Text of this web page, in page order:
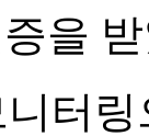
을
니터